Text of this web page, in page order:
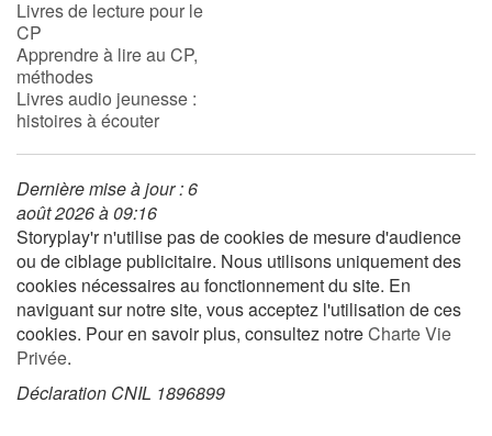
Livres de lecture pour le
CP
Apprendre à lire au CP,
méthodes
Livres audio jeunesse :
histoires à écouter
Dernière mise à jour : 6
août 2026 à 09:16
Storyplay'r n'utilise pas de cookies de mesure d'audience
ou de ciblage publicitaire. Nous utilisons uniquement des
cookies nécessaires au fonctionnement du site. En
naviguant sur notre site, vous acceptez l'utilisation de ces
cookies. Pour en savoir plus, consultez notreCharte Vie
Privée.
Déclaration CNIL 1896899